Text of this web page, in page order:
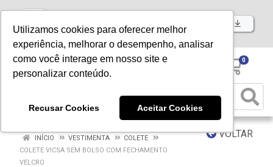
Utilizamos cookies para oferecer melhor
experiência, melhorar o desempenho, analisar
como você interage em nosso site e
personalizar conteúdo.
Recusar Cookies Aceitar Cookies
Baixe já nosso APP
0
VOLTAR
INÍCIO VESTIMENTA
COLETE
COLETE VICSA SEM BOLSO COM FECHAMENTO
VELCRO